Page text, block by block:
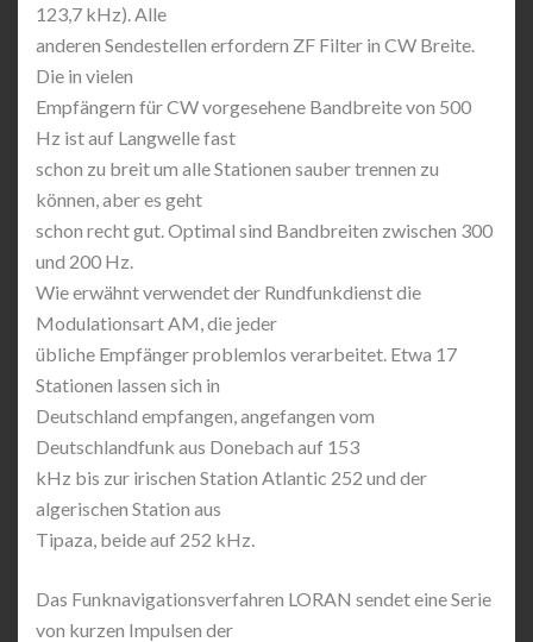
123,7 kHz). Alle
anderen Sendestellen erfordern ZF Filter in CW Breite.
Die in vielen
Empfängern für CW vorgesehene Bandbreite von 500
Hz ist auf Langwelle fast
schon zu breit um alle Stationen sauber trennen zu
können, aber es geht
schon recht gut. Optimal sind Bandbreiten zwischen 300
und 200 Hz.
Wie erwähnt verwendet der Rundfunkdienst die
Modulationsart AM, die jeder
übliche Empfänger problemlos verarbeitet. Etwa 17
Stationen lassen sich in
Deutschland empfangen, angefangen vom
Deutschlandfunk aus Donebach auf 153
kHz bis zur irischen Station Atlantic 252 und der
algerischen Station aus
Tipaza, beide auf 252 kHz.
Das Funknavigationsverfahren LORAN sendet eine Serie
von kurzen Impulsen der